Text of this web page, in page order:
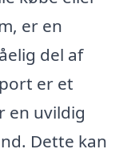
er en
del af
er et
en uvildig
Dette kan